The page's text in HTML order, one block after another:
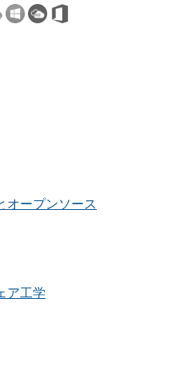
オープンソース
ア工学